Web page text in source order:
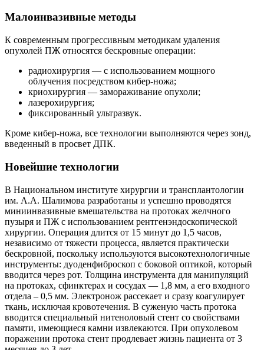
Малоинвазивные методы
К современным прогрессивным методикам удаления
опухолей ПЖ относятся бескровные операции:
радиохирургия — с использованием мощного
облучения посредством кибер-ножа;
криохирургия — замораживание опухоли;
лазерохирургия;
фиксированный ультразвук.
Кроме кибер-ножа, все технологии выполняются через зонд,
введенный в просвет ДПК.
Новейшие технологии
В Национальном институте хирургии и трансплантологии
им. А.А. Шалимова разработаны и успешно проводятся
миниинвазивные вмешательства на протоках желчного
пузыря и ПЖ с использованием рентгенэндоскопической
хирургии. Операция длится от 15 минут до 1,5 часов,
независимо от тяжести процесса, является практически
бескровной, поскольку используются высокотехнологичные
инструменты: дуоденфиброскоп с боковой оптикой, который
вводится через рот. Толщина инструмента для манипуляций
на протоках, сфинктерах и сосудах — 1,8 мм, а его входного
отдела – 0,5 мм. Электронож рассекает и сразу коагулирует
ткань, исключая кровотечения. В суженую часть протока
вводится специальный нитеноловый стент со свойствами
памяти, имеющиеся камни извлекаются. При опухолевом
поражении протока стент продлевает жизнь пациента от 3